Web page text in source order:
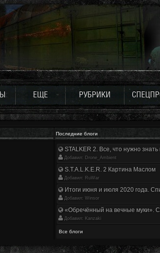
ЕЩЕ РУБРИКИ
Последние блоги
STALKER 2. Все, что нужно
Добавил: Drone_Ambient
S.T.A.L.K.E.R. 2 Картина Маслом
Добавил: RuWar
Итоги июня и июля 2020 года.
Добавил: Winsor
«Обречённый на вечные муки».
Добавил: Kanzaki
Все блоги